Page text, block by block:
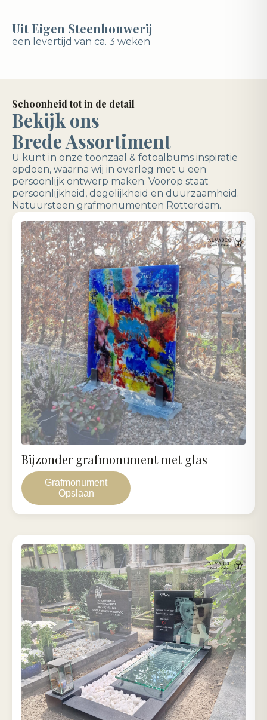
Uit Eigen Steenhouwerij
een levertijd van ca. 3 weken
Schoonheid tot in de detail
Bekijk ons
Brede Assortiment
U kunt in onze toonzaal & fotoalbums inspiratie
opdoen, waarna wij in overleg met u een
persoonlijk ontwerp maken. Voorop staat
persoonlijkheid, degelijkheid en duurzaamheid.
Natuursteen grafmonumenten Rotterdam.
Grafmonument
Opslaan
Bijzonder grafmonument met glas